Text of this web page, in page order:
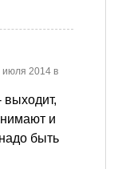
июля 2014 в
выходит,
и
быть